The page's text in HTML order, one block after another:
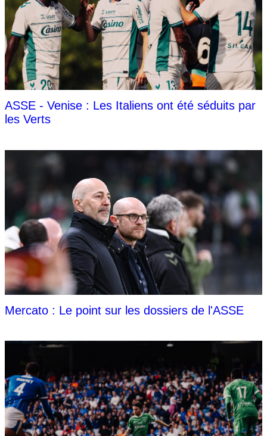
ASSE - Venise : Les Italiens ont été séduits par
les Verts
Mercato : Le point sur les dossiers de l'ASSE